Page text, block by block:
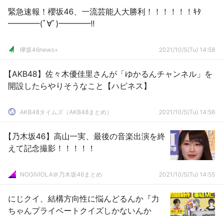
緊急速報！櫻坂46、一流芸能人大勝利！！！！！！ｷﾀ
━━━━(ﾟ∀ﾟ)━━━━!!
欅坂46news+ 2021/10/5(Tu) 14:58
【AKB48】佐々木優佳里さんが「ゆかるんチャンネル」を
開設したらやりそうなこと【ハピネス】
AKB48タイムズ（AKB48まとめ） 2021/10/5(Tu) 14:56
【乃木坂46】高山一実、最後の音楽出演を終
えて記念撮影！！！！！
NOGIVIOLA＠乃木坂46まとめ 2021/10/5(Tu) 14:55
にじクイ、結構方向性に悩んどるんか『力
ちゃんプライベートクイズしかないんか